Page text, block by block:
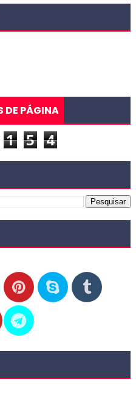
DE PÁGINA
1 5 4